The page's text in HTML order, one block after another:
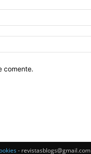
comente.
- revistasblogs@gmail.com